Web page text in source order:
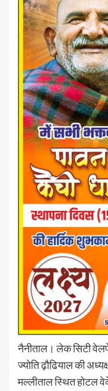
नैनीताल। लेक सिटी
ज्योति ढ़ौढियाल की
मल्लीताल स्थित होटल